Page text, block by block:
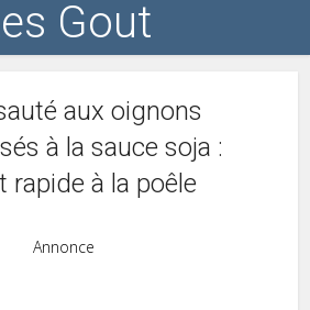
Gout
aux oignons
à la sauce soja :
rapide à la poêle
Annonce